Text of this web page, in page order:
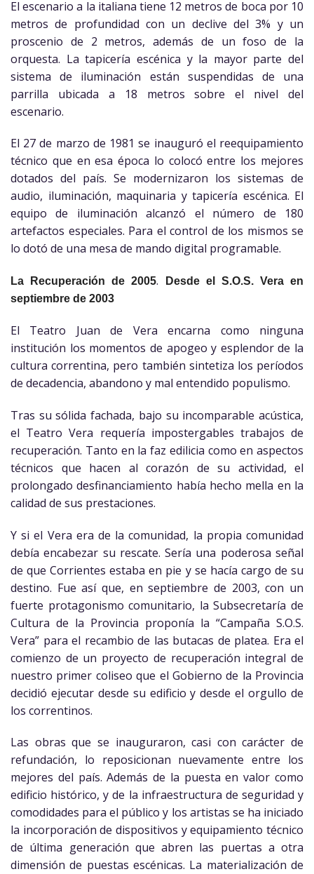
El escenario a la italiana tiene 12 metros de boca por 10
metros de profundidad con un declive del 3% y un
proscenio de 2 metros, además de un foso de la
orquesta. La tapicería escénica y la mayor parte del
sistema de iluminación están suspendidas de una
parrilla ubicada a 18 metros sobre el nivel del
escenario.
El 27 de marzo de 1981 se inauguró el reequipamiento
técnico que en esa época lo colocó entre los mejores
dotados del país. Se modernizaron los sistemas de
audio, iluminación, maquinaria y tapicería escénica. El
equipo de iluminación alcanzó el número de 180
artefactos especiales. Para el control de los mismos se
lo dotó de una mesa de mando digital programable.
La Recuperación de 2005.
Desde el S.O.S. Vera en
septiembre de 2003
El Teatro Juan de Vera encarna como ninguna
institución los momentos de apogeo y esplendor de la
cultura correntina, pero también sintetiza los períodos
de decadencia, abandono y mal entendido populismo.
Tras su sólida fachada, bajo su incomparable acústica,
el Teatro Vera requería impostergables trabajos de
recuperación. Tanto en la faz edilicia como en aspectos
técnicos que hacen al corazón de su actividad, el
prolongado desfinanciamiento había hecho mella en la
calidad de sus prestaciones.
Y si el Vera era de la comunidad, la propia comunidad
debía encabezar su rescate. Sería una poderosa señal
de que Corrientes estaba en pie y se hacía cargo de su
destino. Fue así que, en septiembre de 2003, con un
fuerte protagonismo comunitario, la Subsecretaría de
Cultura de la Provincia proponía la “Campaña S.O.S.
Vera” para el recambio de las butacas de platea. Era el
comienzo de un proyecto de recuperación integral de
nuestro primer coliseo que el Gobierno de la Provincia
decidió ejecutar desde su edificio y desde el orgullo de
los correntinos.
Las obras que se inauguraron, casi con carácter de
refundación, lo reposicionan nuevamente entre los
mejores del país. Además de la puesta en valor como
edificio histórico, y de la infraestructura de seguridad y
comodidades para el público y los artistas se ha iniciado
la incorporación de dispositivos y equipamiento técnico
de última generación que abren las puertas a otra
dimensión de puestas escénicas. La materialización de